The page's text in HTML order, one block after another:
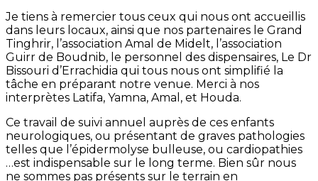
Je tiens à remercier tous ceux qui nous ont accueillis
dans leurs locaux, ainsi que nos partenaires le Grand
Tinghrir, l’association Amal de Midelt, l’association
Guirr de Boudnib, le personnel des dispensaires, Le Dr
Bissouri d’Errachidia qui tous nous ont simplifié la
tâche en préparant notre venue. Merci à nos
interprètes Latifa, Yamna, Amal, et Houda.
Ce travail de suivi annuel auprès de ces enfants
neurologiques, ou présentant de graves pathologies
telles que l’épidermolyse bulleuse, ou cardiopathies
…est indispensable sur le long terme. Bien sûr nous
ne sommes pas présents sur le terrain en